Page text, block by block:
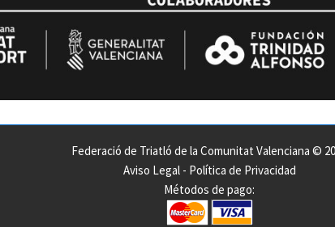
Federació de Triatló de la Comunitat Valenciana ©
Aviso Legal- Política de Privacidad
Métodos de pago: